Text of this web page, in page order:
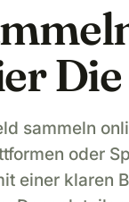
sammeln
oder
einer klaren